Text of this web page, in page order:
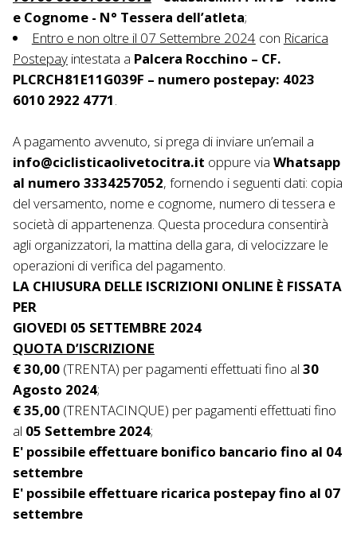
e Cognome - N° Tessera dell’atleta;
Entro e non oltre il 07 Settembre 2024 con Ricarica
Postepay intestata a Palcera Rocchino – CF.
PLCRCH81E11G039F – numero postepay: 4023
6010 2922 4771.
A pagamento avvenuto, si prega di inviare un’email a
info@ciclisticaolivetocitra.it oppure via Whatsapp
al numero 3334257052, fornendo i seguenti dati: copia
del versamento, nome e cognome, numero di tessera e
società di appartenenza. Questa procedura consentirà
agli organizzatori, la mattina della gara, di velocizzare le
operazioni di verifica del pagamento.
LA CHIUSURA DELLE ISCRIZIONI ONLINE È FISSATA
PER
GIOVEDI 05 SETTEMBRE 2024
QUOTA D’ISCRIZIONE
€ 30,00 (TRENTA) per pagamenti effettuati fino al 30
Agosto 2024;
€ 35,00 (TRENTACINQUE) per pagamenti effettuati fino
al 05 Settembre 2024;
E' possibile effettuare bonifico bancario fino al 04
settembre
E' possibile effettuare ricarica postepay fino al 07
settembre